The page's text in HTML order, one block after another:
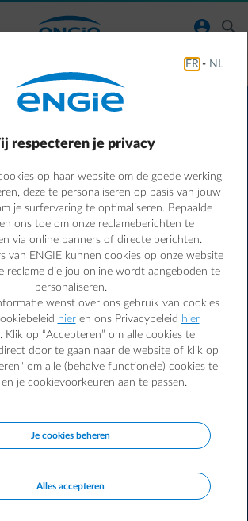
normal-account-circle search
vele partners en bespaar op je energie
voor LED-lampen, A+ huishoudelijke
bij werken in je huis en zoveel meer... Bekijk
nu met besparen!
en geld met de Smart App
en krijg zo de volledige controle over
én kosten.
Nog geen klant?
om van deze kortingen te kunnen
profiteren.
FR - NL
respecteren je privacy
op haar website om de goede werking
deze te personaliseren op basis van jouw
je surfervaring te optimaliseren. Bepaalde
ons toe om onze reclameberichten te
via online banners of directe berichten.
van ENGIE kunnen cookies op onze website
reclame die jou online wordt aangeboden te
personaliseren.
wenst over ons gebruik van cookies
hieren ons Privacybeleid hier
Klik op “Accepteren” om alle cookies te
door te gaan naar de website of klik op
om alle (behalve functionele) cookies te
je cookievoorkeuren aan te passen.
Je cookies beheren
Alles accepteren